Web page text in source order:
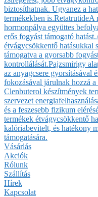
biztosíthatnak. Ugyanez a
termékekben is.RetatrutideA
hormonpálya együttes
erős fogyást támogató hatást.
étvágycsökkentő hatásukkal
támogatva a gyorsabb
kontrollálását.Pajzsmirigy
az anyagcsere gyorsításával
fokozásával járulnak hozzá a
Clenbuterol készítmények
szervezet
és a feszesebb fizikum
termékek étvágycsökkentő
kalóriabevitelt, és hatékony
támogatására.
Vásárlás
Akciók
Rólunk
Szállítás
Hírek
Kapcsolat